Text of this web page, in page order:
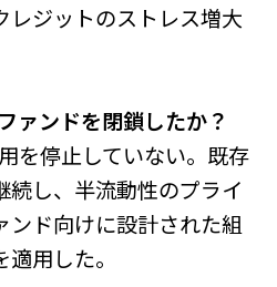
レジットのストレス増大
ァンドを閉鎖したか？
を停止していない。既存
続し、半流動性のプライ
ンド向けに設計された組
用した。